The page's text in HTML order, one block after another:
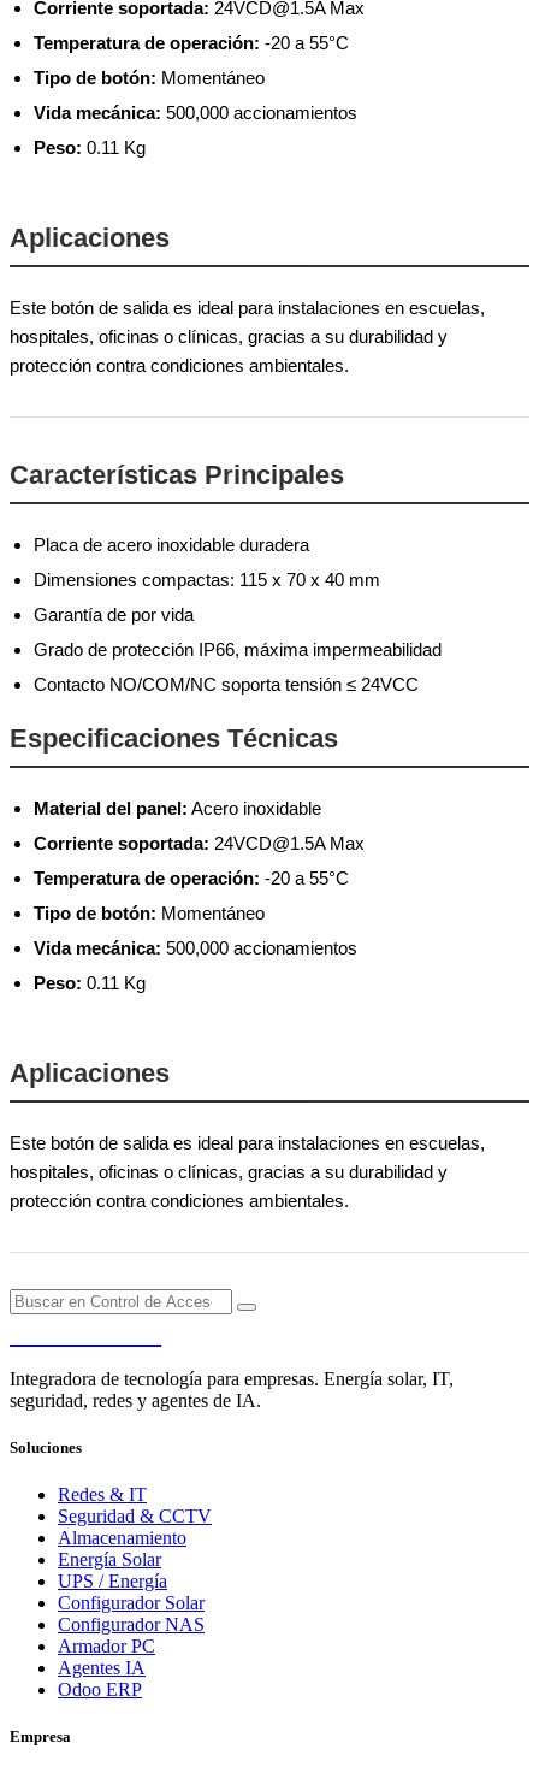
Corriente soportada: 24VCD@1.5AMax
Temperatura de operación: -20 a 55°C
Tipo de botón: Momentáneo
Vida mecánica: 500,000 accionamientos
Peso: 0.11 Kg
Aplicaciones
Este botón de salida es ideal para instalaciones en escuelas,
hospitales, oficinas o clínicas, gracias a su durabilidad y
protección contra condiciones ambientales.
Características Principales
Placa de acero inoxidable duradera
Dimensiones compactas: 115 x 70 x 40 mm
Garantía de por vida
Grado de protección IP66, máxima impermeabilidad
Contacto NO/COM/NC soporta tensión ≤ 24VCC
Especificaciones Técnicas
Material del panel: Acero inoxidable
Corriente soportada: 24VCD@1.5AMax
Temperatura de operación: -20 a 55°C
Tipo de botón: Momentáneo
Vida mecánica: 500,000 accionamientos
Peso: 0.11 Kg
Aplicaciones
Este botón de salida es ideal para instalaciones en escuelas,
hospitales, oficinas o clínicas, gracias a su durabilidad y
protección contra condiciones ambientales.
Integradora de tecnología para empresas. Energía solar, IT,
seguridad, redes y agentes de IA.
Soluciones
Redes & IT
Seguridad & CCTV
Almacenamiento
Energía Solar
UPS / Energía
Configurador Solar
Configurador NAS
Armador PC
Agentes IA
Odoo ERP
Empresa